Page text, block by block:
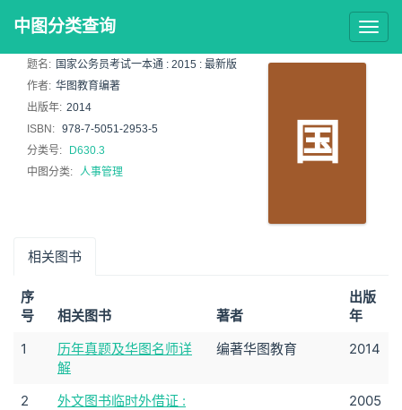
中图分类查询
国
题名: 国家公务员考试一本通 : 2015 : 最新版
作者: 华图教育编著
出版年: 2014
ISBN: 978-7-5051-2953-5
分类号:
D630.3
中图分类: 人事管理
相关图书
序
号
相关图书 著者
出版
年
1
历年真题及华图名师详
解
编著华图教育 2014
2 外文图书临时外借证 :
2005